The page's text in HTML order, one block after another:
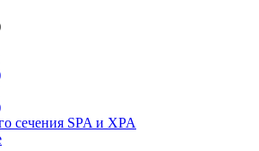
сечения SPA и XPA